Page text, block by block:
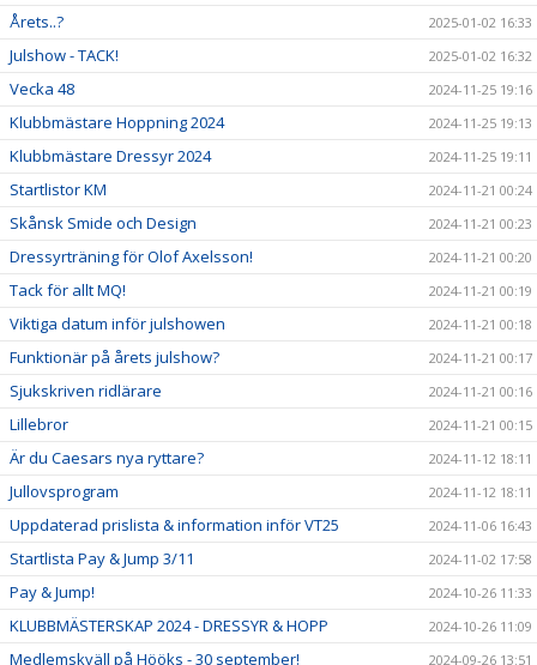
Årets..? 2025-01-02 16:33
Julshow - TACK! 2025-01-02 16:32
Vecka 48 2024-11-25 19:16
Klubbmästare Hoppning 2024 2024-11-25 19:13
Klubbmästare Dressyr 2024 2024-11-25 19:11
Startlistor KM 2024-11-21 00:24
Skånsk Smide och Design 2024-11-21 00:23
Dressyrträning för Olof Axelsson! 2024-11-21 00:20
Tack för allt MQ! 2024-11-21 00:19
Viktiga datum inför julshowen 2024-11-21 00:18
Funktionär på årets julshow? 2024-11-21 00:17
Sjukskriven ridlärare 2024-11-21 00:16
Lillebror 2024-11-21 00:15
Är du Caesars nya ryttare? 2024-11-12 18:11
Jullovsprogram 2024-11-12 18:11
Uppdaterad prislista & information inför VT25 2024-11-06 16:43
Startlista Pay & Jump 3/11 2024-11-02 17:58
Pay & Jump! 2024-10-26 11:33
KLUBBMÄSTERSKAP 2024 - DRESSYR & HOPP 2024-10-26 11:09
Medlemskväll på Hööks - 30 september! 2024-09-26 13:51